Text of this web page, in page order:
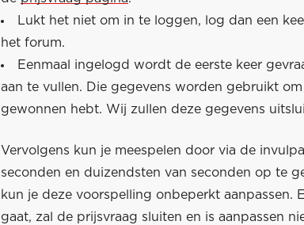
Lukt het niet om in te loggen, log dan een
het forum.
Eenmaal ingelogd wordt de eerste keer
aan te vullen. Die gegevens worden gebruikt
gewonnen hebt. Wij zullen deze gegevens
Vervolgens kun je meespelen door via de
seconden en duizendsten van seconden op te
kun je deze voorspelling onbeperkt aanpassen.
gaat, zal de prijsvraag sluiten en is aanpassen